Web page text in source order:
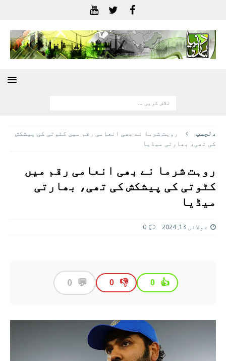
دلچسپ
روہت شرما نے بھی انعامی رقم میں کٹوتی کی پیشکش
کی تھی، بھارتی میڈیا
روہت شرما نے بھی انعامی رقم میں
کٹوتی کی پیشکش کی تھی، بھارتی
میڈیا
جولائی 13, 2024 0
👍
0
👎
0
💬
0